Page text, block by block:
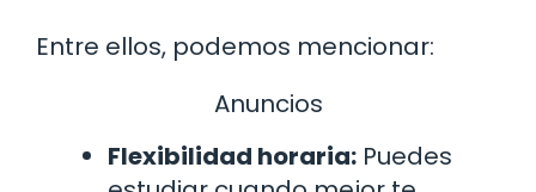
Entre ellos, podemos mencionar:
Anuncios
Flexibilidad horaria: Puedes